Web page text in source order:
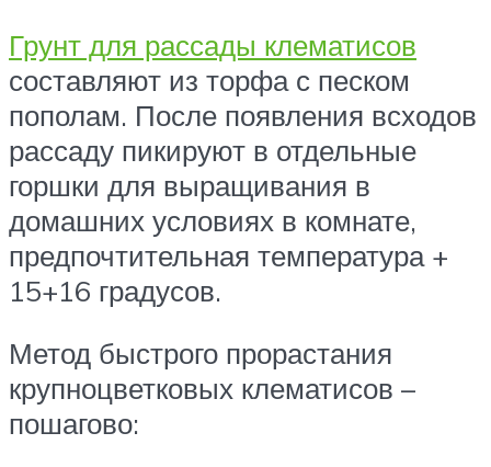
Грунт для рассады клематисов
составляют из торфа с песком
пополам. После появления всходов
рассаду пикируют в отдельные
горшки для выращивания в
домашних условиях в комнате,
предпочтительная температура +
15+16 градусов.
Метод быстрого прорастания
крупноцветковых клематисов –
пошагово: